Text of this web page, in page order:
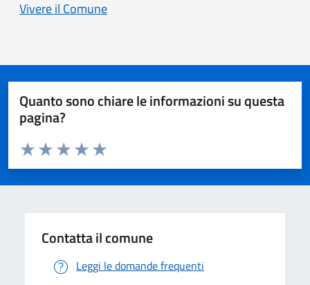
Vivere il Comune
Quanto sono chiare le informazioni su questa
pagina?
Valuta da 1 a 5 stelle la pagina
Valuta 5 stelle su 5
Valuta 4 stelle su 5
Valuta 3 stelle su 5
Valuta 2 stelle su 5
Valuta 1 stelle su 5
Contatta il comune
Leggi le domande frequenti